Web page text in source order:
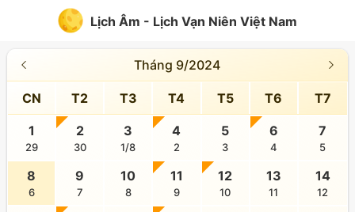
Lịch Âm - Lịch Vạn Niên Việt Nam
Tháng 9/2024
CN T2 T3 T4 T5 T6 T7
1
29
2
30
3
1/8
4
2
5
3
6
4
7
5
8
6
9
7
10
8
11
9
12
10
13
11
14
12